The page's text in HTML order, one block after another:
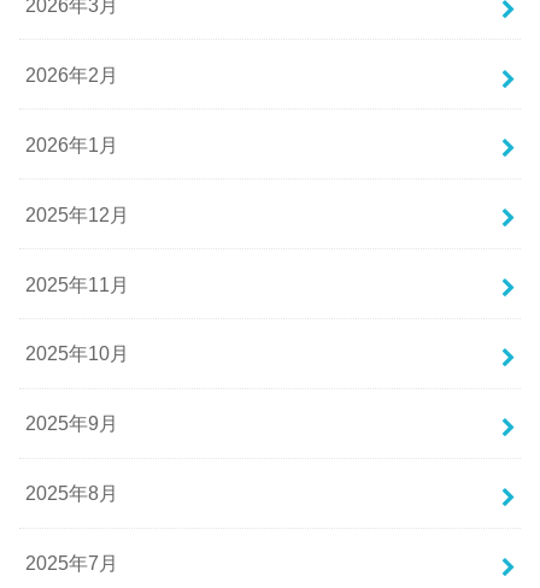
2026年3月
2026年2月
2026年1月
2025年12月
2025年11月
2025年10月
2025年9月
2025年8月
2025年7月